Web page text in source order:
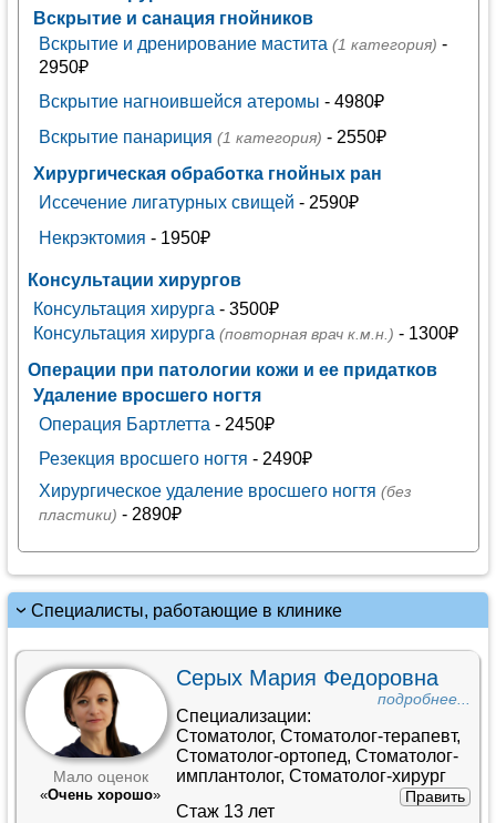
Вскрытие и санация гнойников
Вскрытие и дренирование мастита (1 категория) -
2950₽
Вскрытие нагноившейся атеромы - 4980₽
Вскрытие панариция (1 категория) - 2550₽
Хирургическая обработка гнойных ран
Иссечение лигатурных свищей - 2590₽
Некрэктомия - 1950₽
Консультации хирургов
Консультация хирурга - 3500₽
Консультация хирурга (повторная врач к.м.н.) - 1300₽
Операции при патологии кожи и ее придатков
Удаление вросшего ногтя
Операция Бартлетта - 2450₽
Резекция вросшего ногтя - 2490₽
Хирургическое удаление вросшего ногтя (без
пластики) - 2890₽
Специалисты, работающие в клинике
Мало оценок
«Очень хорошо»
Серых Мария Федоровна
подробнее...
Специализации:
Стоматолог, Стоматолог-терапевт,
Стоматолог-ортопед, Стоматолог-
имплантолог, Стоматолог-хирург
Править
Стаж 13 лет